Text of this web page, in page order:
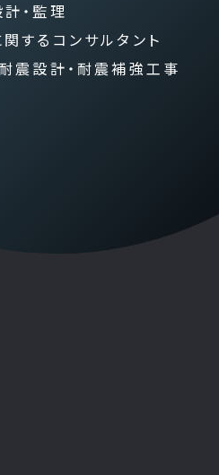
・監理
するコンサルタント
震設計・耐震補強工事